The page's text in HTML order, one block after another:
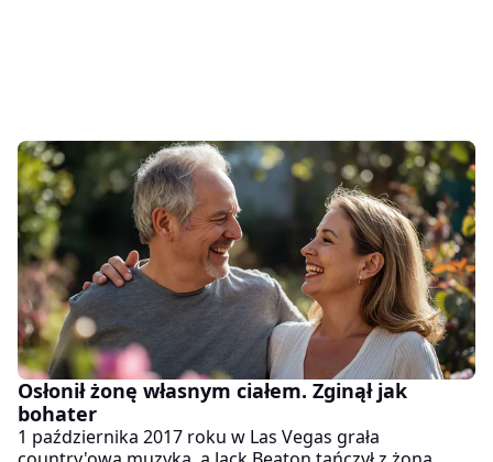
Osłonił żonę własnym ciałem. Zginął jak
bohater
1 października 2017 roku w Las Vegas grała